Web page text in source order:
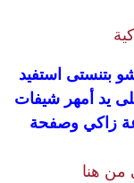
استفيد
يد أمهر شيفات
زاكي وصفحة
من هنا